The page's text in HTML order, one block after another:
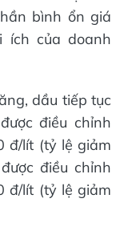
bình ổn giá
ích của doanh
dầu tiếp tục
điều chỉnh
đ/lít (tỷ lệ giảm
điều chỉnh
đ/lít (tỷ lệ giảm